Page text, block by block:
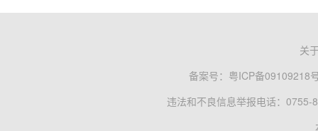
关
备案号： 粤ICP备09109218
违法和不良信息举报电话：0755-